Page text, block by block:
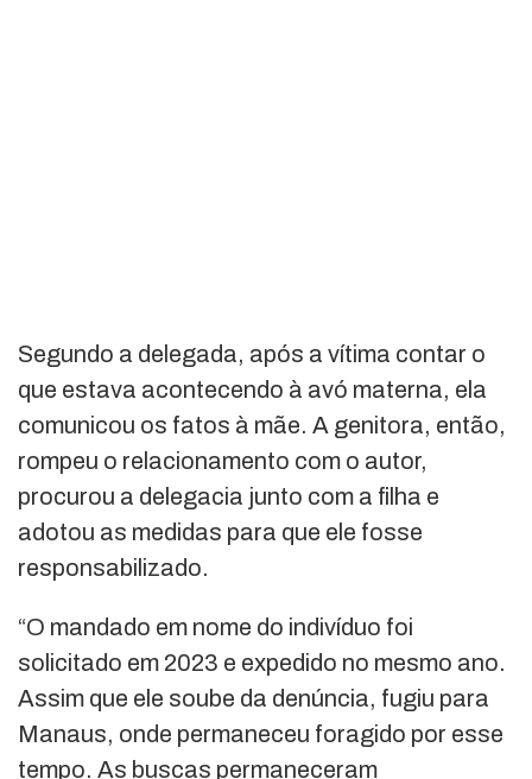
Segundo a delegada, após a vítima contar o
que estava acontecendo à avó materna, ela
comunicou os fatos à mãe. A genitora, então,
rompeu o relacionamento com o autor,
procurou a delegacia junto com a filha e
adotou as medidas para que ele fosse
responsabilizado.
“O mandado em nome do indivíduo foi
solicitado em 2023 e expedido no mesmo ano.
Assim que ele soube da denúncia, fugiu para
Manaus, onde permaneceu foragido por esse
tempo. As buscas permaneceram